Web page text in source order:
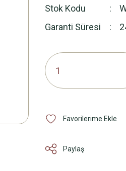
Stok Kodu
Garanti Süresi
Paylaş